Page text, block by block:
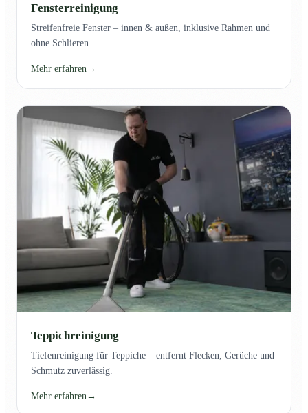
Fensterreinigung
Streifenfreie Fenster – innen & außen, inklusive Rahmen und
ohne Schlieren.
Mehr erfahren→
Teppichreinigung
Tiefenreinigung für Teppiche – entfernt Flecken, Gerüche und
Schmutz zuverlässig.
Mehr erfahren →